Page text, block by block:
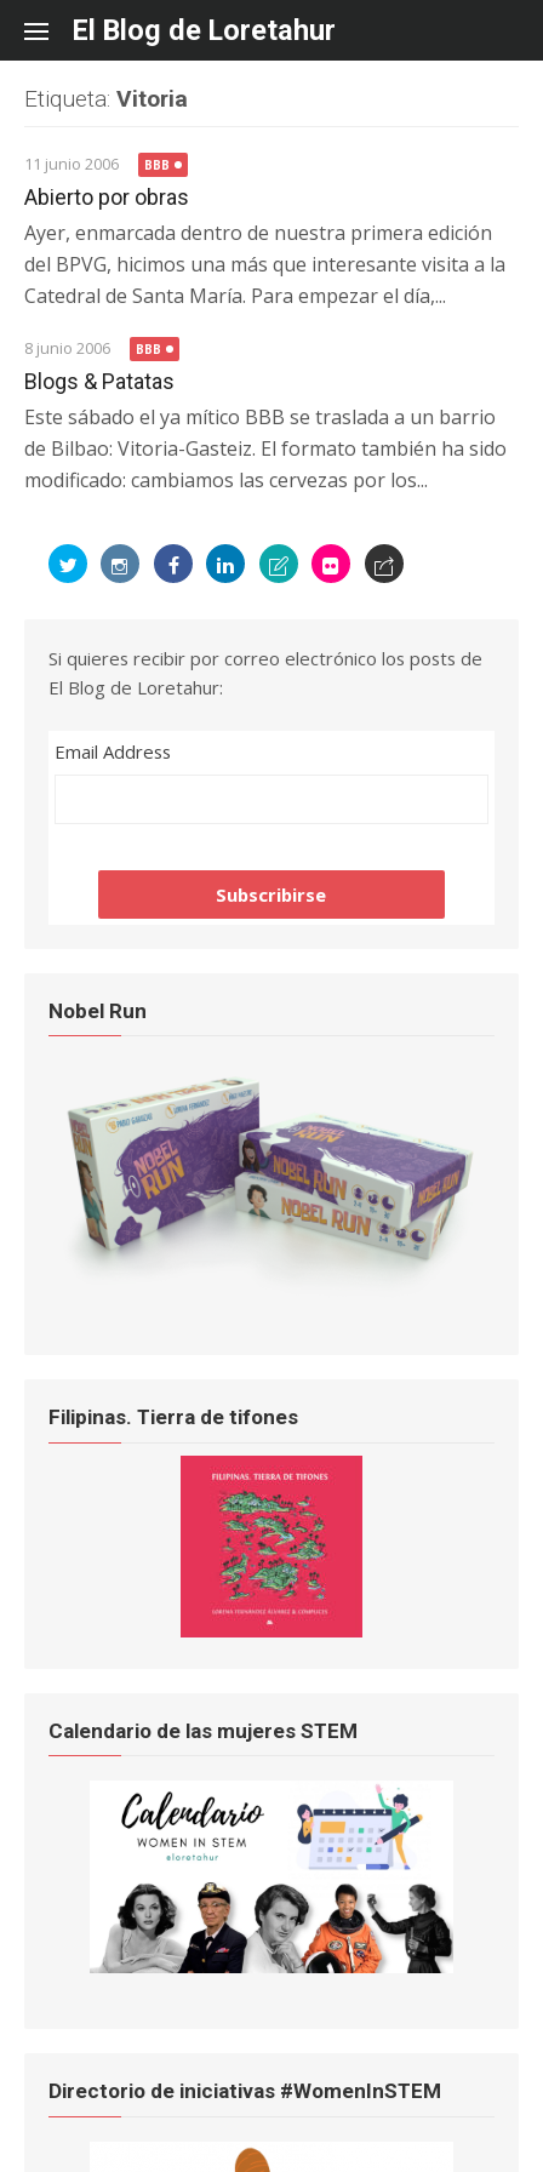
content
El Blog de Loretahur
Etiqueta: Vitoria
11 junio 2006 BBB
Abierto por obras
Ayer, enmarcada dentro de nuestra primera edición
del BPVG, hicimos una más que interesante visita a la
Catedral de Santa María. Para empezar el día,...
8 junio 2006 BBB
Blogs & Patatas
Este sábado el ya mítico BBB se traslada a un barrio
de Bilbao: Vitoria-Gasteiz. El formato también ha sido
modificado: cambiamos las cervezas por los...
Si quieres recibir por correo electrónico los posts de
El Blog de Loretahur:
Email Address
Nobel Run
Filipinas. Tierra de tifones
Calendario de las mujeres STEM
Directorio de iniciativas #WomenInSTEM